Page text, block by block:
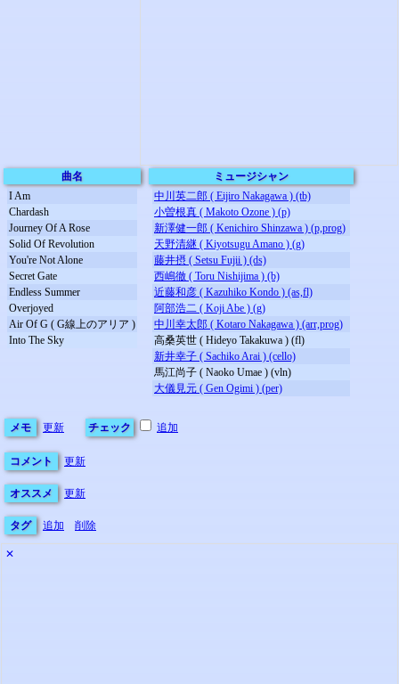
曲名
I Am
Chardash
Journey Of A Rose
Solid Of Revolution
You're Not Alone
Secret Gate
Endless Summer
Overjoyed
Air Of G ( G線上のアリア )
Into The Sky
ミュージシャン
中川英二郎 ( Eijiro Nakagawa ) (tb)
小曽根真 ( Makoto Ozone ) (p)
新澤健一郎 ( Kenichiro Shinzawa ) (p,prog)
天野清継 ( Kiyotsugu Amano ) (g)
藤井摂 ( Setsu Fujii ) (ds)
西嶋徹 ( Toru Nishijima ) (b)
近藤和彦 ( Kazuhiko Kondo ) (as,fl)
阿部浩二 ( Koji Abe ) (g)
中川幸太郎 ( Kotaro Nakagawa ) (arr,prog)
高桑英世 ( Hideyo Takakuwa ) (fl)
新井幸子 ( Sachiko Arai ) (cello)
馬江尚子 ( Naoko Umae ) (vln)
大儀見元 ( Gen Ogimi ) (per)
メモ 更新 チェック 追加
コメント 更新
オススメ 更新
タグ 追加 削除
✕